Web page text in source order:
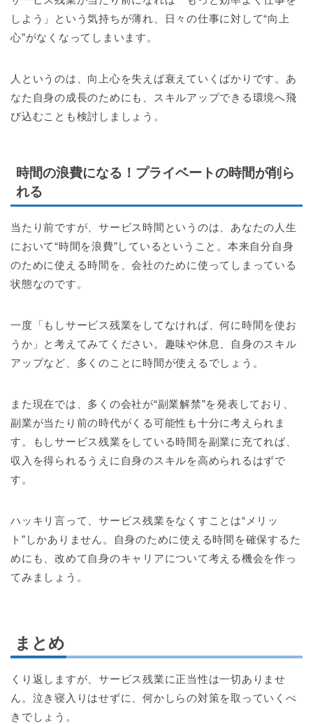
しよう」という気持ちが薄れ、日々の仕事に対して“向上
心”がなくなってしまいます。
人というのは、向上心を失えば衰えていくばかりです。あ
なた自身の成長のためにも、スキルアップできる環境へ飛
び込むことも検討しましょう。
時間の浪費になる！プライベートの時間が削ら
れる
当たり前ですが、サービス時間というのは、あなたの人生
において“時間を浪費”しているということ。本来自分自身
のために使える時間を、会社のために使ってしまっている
状態なのです。
一度「もしサービス残業をしてなければ、何に時間を使お
うか」と考えてみてください。趣味や休息、自身のスキル
アップなど、多くのことに時間が使えるでしょう。
また現在では、多くの会社が“副業解禁”を発表しており、
副業が当たり前の時代がくる可能性も十分に考えられま
す。もしサービス残業をしている時間を副業に充てれば、
収入を得られるうえに自身のスキルを高められるはずで
す。
ハッキリ言って、サービス残業をなくすことは“メリッ
ト”しかありません。自身のために使える時間を確保するた
めにも、改めて自身のキャリアについて考える機会を作っ
てみましょう。
まとめ
くり返しますが、サービス残業に正当性は一切ありませ
ん。泣き寝入りはせずに、何かしらの対策を取っていくべ
きでしょう。